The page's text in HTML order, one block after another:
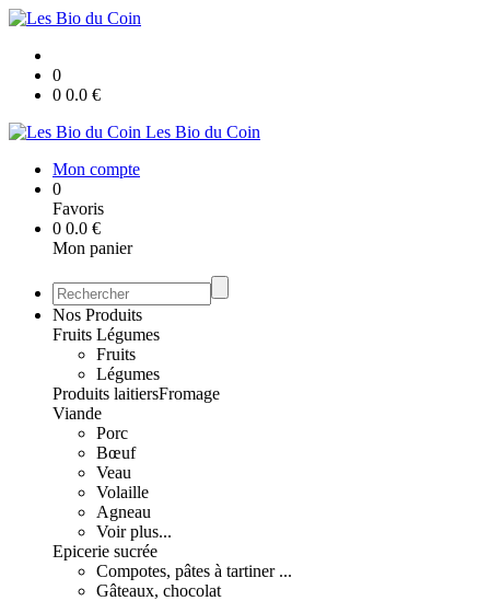
0
0 0.0 €
Les Bio du Coin
Mon compte
0
Favoris
0 0.0 €
Mon panier
Nos Produits
Fruits Légumes
Fruits
Légumes
Produits laitiersFromage
Viande
Porc
Bœuf
Veau
Volaille
Agneau
Voir plus...
Epicerie sucrée
Compotes, pâtes à tartiner ...
Gâteaux, chocolat